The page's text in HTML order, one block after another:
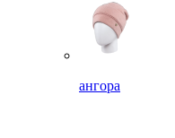
ангора